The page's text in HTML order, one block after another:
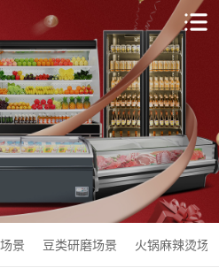
景 豆类研磨场景 火锅麻辣烫场